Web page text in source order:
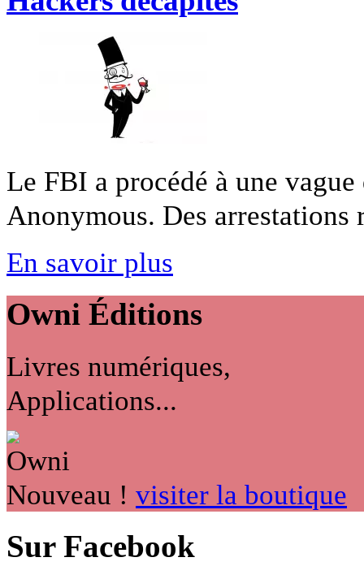
Le FBI a procédé à une
Anonymous. Des arrestations
En savoir plus
Owni Éditions
Livres numériques,
Applications...
Nouveau ! visiter la boutique
Sur Facebook